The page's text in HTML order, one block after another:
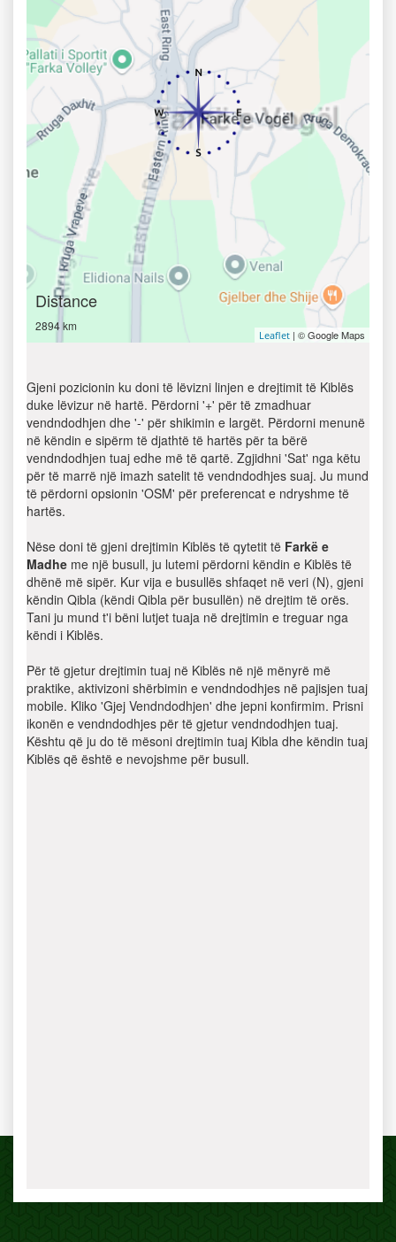
Distance
2894 km
Leaflet | © Google Maps
Gjeni pozicionin ku doni të lëvizni linjen e drejtimit të Kiblës
duke lëvizur në hartë. Përdorni '+' për të zmadhuar
vendndodhjen dhe '-' për shikimin e largët. Përdorni menunë
në këndin e sipërm të djathtë të hartës për ta bërë
vendndodhjen tuaj edhe më të qartë. Zgjidhni 'Sat' nga këtu
për të marrë një imazh satelit të vendndodhjes suaj. Ju mund
të përdorni opsionin 'OSM' për preferencat e ndryshme të
hartës.
Nëse doni të gjeni drejtimin Kiblës të qytetit të Farkë e
Madhe me një busull, ju lutemi përdorni këndin e Kiblës të
dhënë më sipër. Kur vija e busullës shfaqet në veri (N), gjeni
këndin Qibla (këndi Qibla për busullën) në drejtim të orës.
Tani ju mund t'i bëni lutjet tuaja në drejtimin e treguar nga
këndi i Kiblës.
Për të gjetur drejtimin tuaj në Kiblës në një mënyrë më
praktike, aktivizoni shërbimin e vendndodhjes në pajisjen tuaj
mobile. Kliko 'Gjej Vendndodhjen' dhe jepni konfirmim. Prisni
ikonën e vendndodhjes për të gjetur vendndodhjen tuaj.
Kështu që ju do të mësoni drejtimin tuaj Kibla dhe këndin tuaj
Kiblës që është e nevojshme për busull.